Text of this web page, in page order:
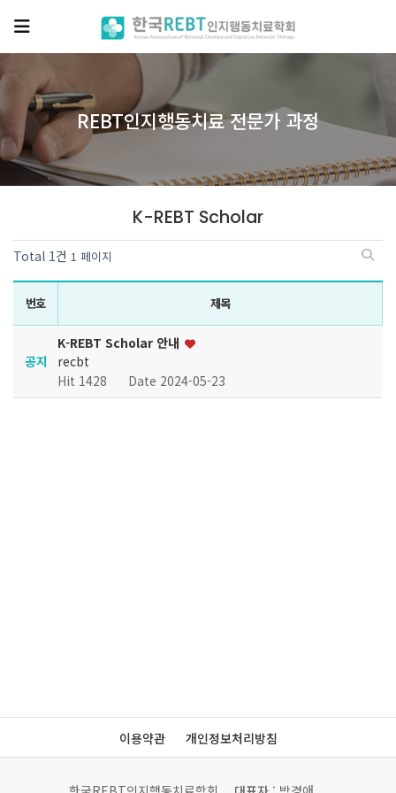
REBT인지행동치료 전문가 과정
K-REBT Scholar
Total 1건 1 페이지
게시판 검색
번호 제목
공지
K-REBT Scholar 안내
recbt
조회
Hit 1428
작성일
Date 2024-05-23
이용약관 개인정보처리방침